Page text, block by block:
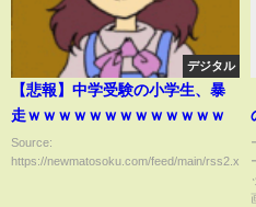
デジタル
【悲報】中学受験の小学生、暴
走ｗｗｗｗｗｗｗｗｗｗｗｗｗ
Source:
https://newmatosoku.com/feed/main/